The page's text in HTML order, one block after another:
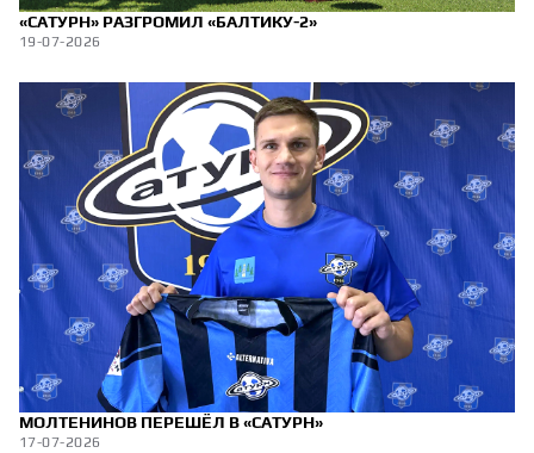
«САТУРН» РАЗГРОМИЛ «БАЛТИКУ-2»
19-07-2026
МОЛТЕНИНОВ ПЕРЕШЁЛ В «САТУРН»
17-07-2026